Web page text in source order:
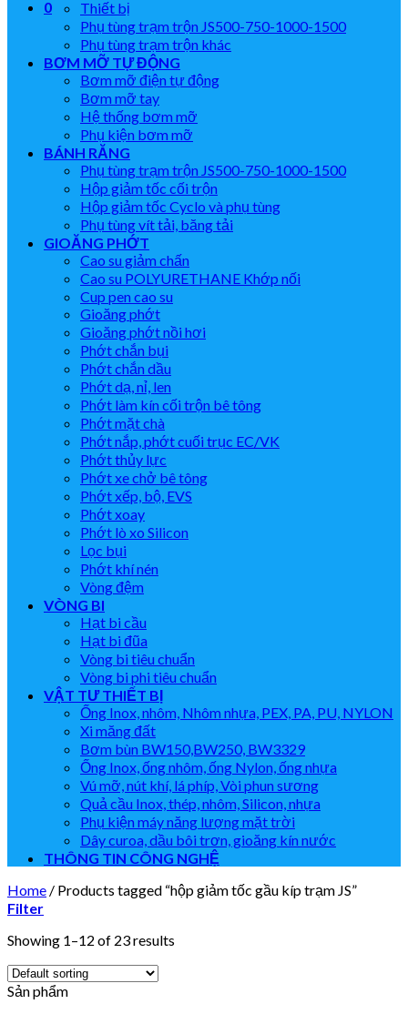
0
Thiết bị
Phụ tùng trạm trộn JS500-750-1000-1500
Phụ tùng trạm trộn khác
BƠM MỠ TỰ ĐỘNG
Bơm mỡ điện tự động
Bơm mỡ tay
Hệ thống bơm mỡ
Phụ kiện bơm mỡ
BÁNH RĂNG
Phụ tùng trạm trộn JS500-750-1000-1500
Hộp giảm tốc cối trộn
Hộp giảm tốc Cyclo và phụ tùng
Phụ tùng vít tải, băng tải
GIOĂNG PHỚT
Cao su giảm chấn
Cao su POLYURETHANE Khớp nối
Cup pen cao su
Gioăng phớt
Gioăng phớt nồi hơi
Phớt chắn bụi
Phớt chắn dầu
Phớt dạ, nỉ, len
Phớt làm kín cối trộn bê tông
Phớt mặt chà
Phớt nắp, phớt cuối trục EC/VK
Phớt thủy lực
Phớt xe chở bê tông
Phớt xếp, bộ, EVS
Phớt xoay
Phớt lò xo Silicon
Lọc bụi
Phớt khí nén
Vòng đệm
VÒNG BI
Hạt bi cầu
Hạt bi đũa
Vòng bi tiêu chuẩn
Vòng bi phi tiêu chuẩn
VẬT TƯ THIẾT BỊ
Ống Inox, nhôm, Nhôm nhựa, PEX, PA, PU, NYLON
Xi măng đất
Bơm bùn BW150,BW250, BW3329
Ống Inox, ống nhôm, ống Nylon, ống nhựa
Vú mỡ, nút khí, lá phíp, Vòi phun sương
Quả cầu Inox, thép, nhôm, Silicon, nhựa
Phụ kiện máy năng lượng mặt trời
Dây curoa, dầu bôi trơn, gioăng kín nước
THÔNG TIN CÔNG NGHỆ
Home / Products tagged “hộp giảm tốc gầu kíp trạm JS”
Filter
Showing 1–12 of 23 results
Sản phẩm